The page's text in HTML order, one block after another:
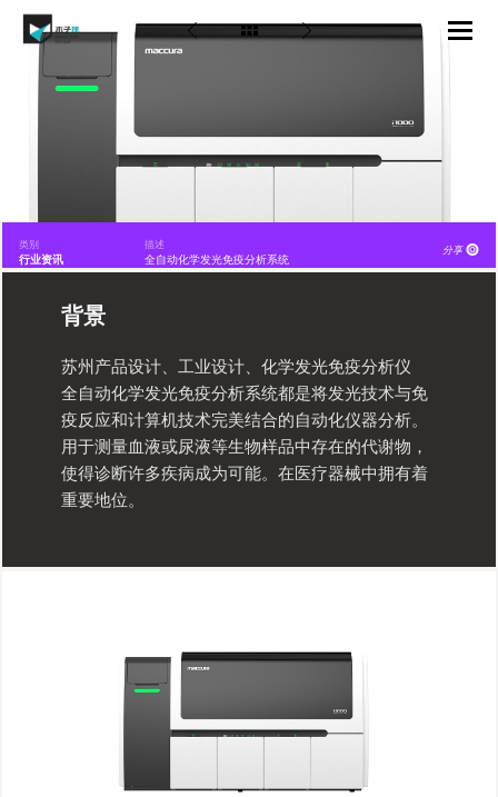
类别
行业资讯
描述
全自动化学发光免疫分析系统
分享
背景
苏州产品设计、工业设计、化学发光免疫分析仪
全自动化学发光免疫分析系统都是将发光技术与免
疫反应和计算机技术完美结合的自动化仪器分析。
用于测量血液或尿液等生物样品中存在的代谢物，
使得诊断许多疾病成为可能。在医疗器械中拥有着
重要地位。